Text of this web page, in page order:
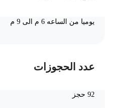
يوميا من الساعه 6 م الى 9 م
عدد الحجوزات